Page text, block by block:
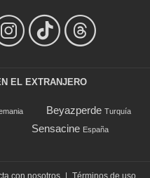
EL EXTRANJERO
Beyazperde Turquía
Sensacine España